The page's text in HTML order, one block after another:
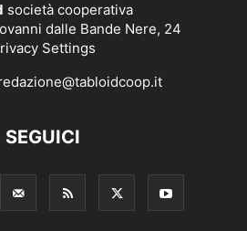
società cooperativa
dalle Bande Nere, 24
Settings
SEGUICI